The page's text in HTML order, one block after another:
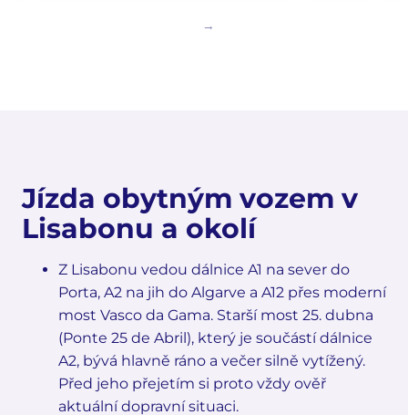
Jízda obytným vozem v
Lisabonu a okolí
Z Lisabonu vedou dálnice A1 na sever do
Porta, A2 na jih do Algarve a A12 přes moderní
most Vasco da Gama. Starší most 25. dubna
(Ponte 25 de Abril), který je součástí dálnice
A2, bývá hlavně ráno a večer silně vytížený.
Před jeho přejetím si proto vždy ověř
aktuální dopravní situaci.